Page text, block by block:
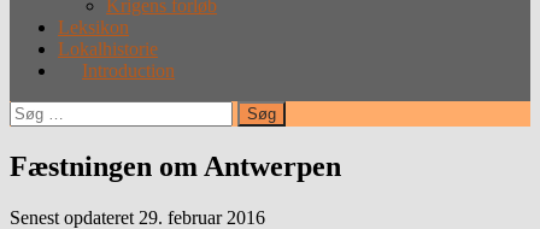
Krigens forløb
Leksikon
Lokalhistorie
Introduction
Søg
efter:
Fæstningen om Antwerpen
Senest opdateret 29. februar 2016